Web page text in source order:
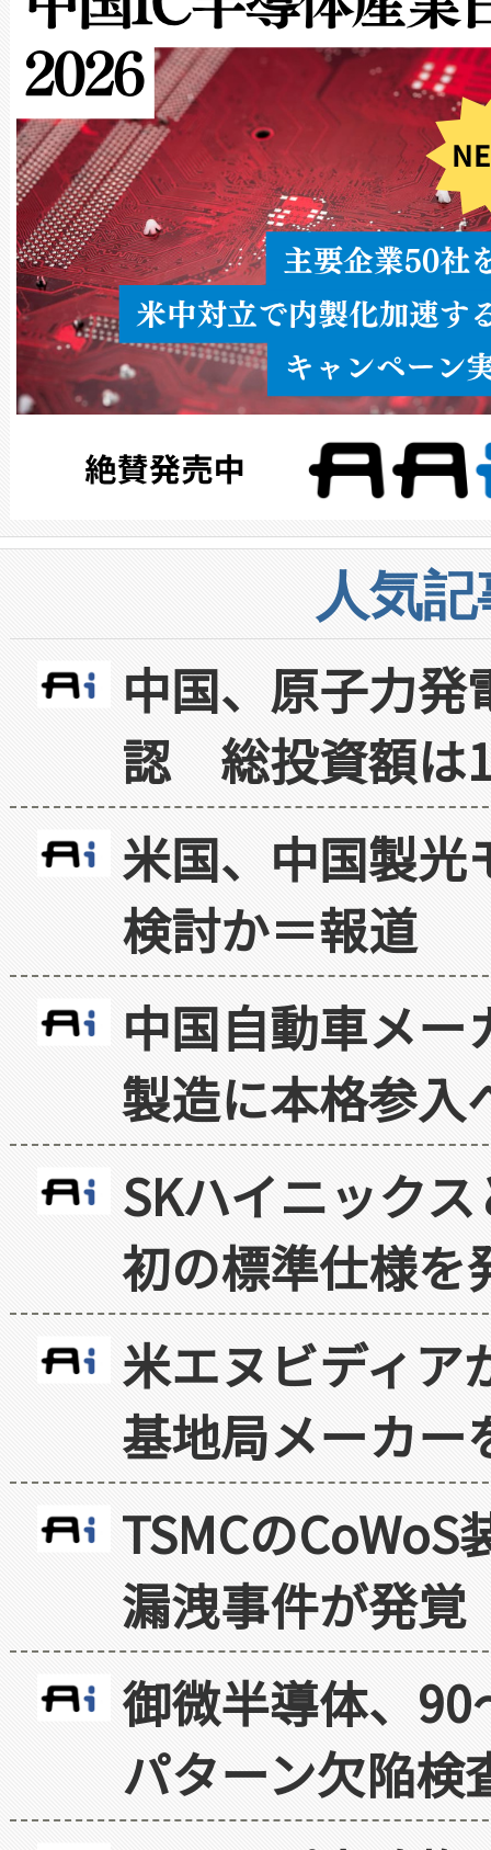
人気
中国、原子力
認 総投資額は
米国、中国製光
検討か＝報道
中国自動車メ
製造に本格参入
SKハイニック
初の標準仕様を
米エヌビディア
基地局メーカー
TSMCの
漏洩事件が発覚
御微半導体、
パターン欠陥検